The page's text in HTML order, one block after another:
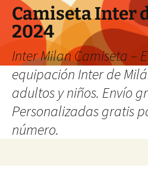
Camiseta Inter
2024
Inter Milan Camiseta –
equipación Inter de
adultos y niños. Envío
Personalizadas gratis
número.